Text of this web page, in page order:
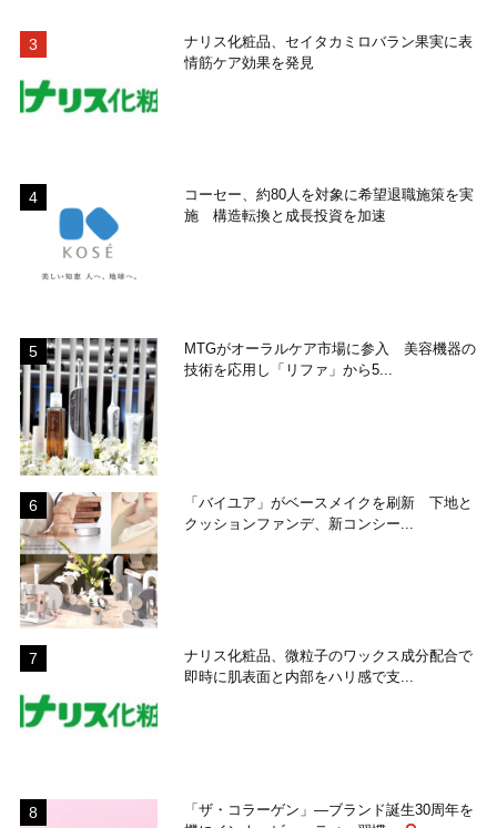
ナリス化粧品、セイタカミロバラン果実に表
情筋ケア効果を発見
コーセー、約80人を対象に希望退職施策を実
施 構造転換と成長投資を加速
MTGがオーラルケア市場に参入 美容機器の
技術を応用し「リファ」から5...
「バイユア」がベースメイクを刷新 下地と
クッションファンデ、新コンシー...
ナリス化粧品、微粒子のワックス成分配合で
即時に肌表面と内部をハリ感で支...
「ザ・コラーゲン」―ブランド誕生30周年を